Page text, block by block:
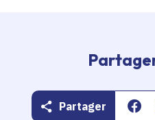
Partager